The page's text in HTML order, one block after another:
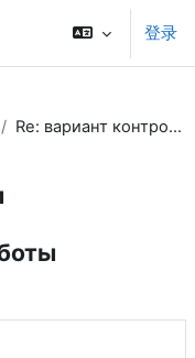
登录
Re: вариант контрольной работы